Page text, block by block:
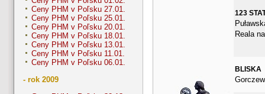
Ceny PHM v Poľsku 27.01.
Ceny PHM v Poľsku 25.01.
Ceny PHM v Poľsku 20.01.
Ceny PHM v Poľsku 18.01.
Ceny PHM v Poľsku 13.01.
Ceny PHM v Poľsku 11.01.
Ceny PHM v Poľsku 06.01.
- rok 2009
123
Reala
BLISKA